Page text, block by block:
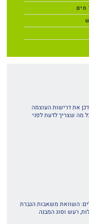
מים
את דרישות העוצמה
מה שצריך לדעת לפני
השוואת משאבות הגברת
רעש וסוג המבנה